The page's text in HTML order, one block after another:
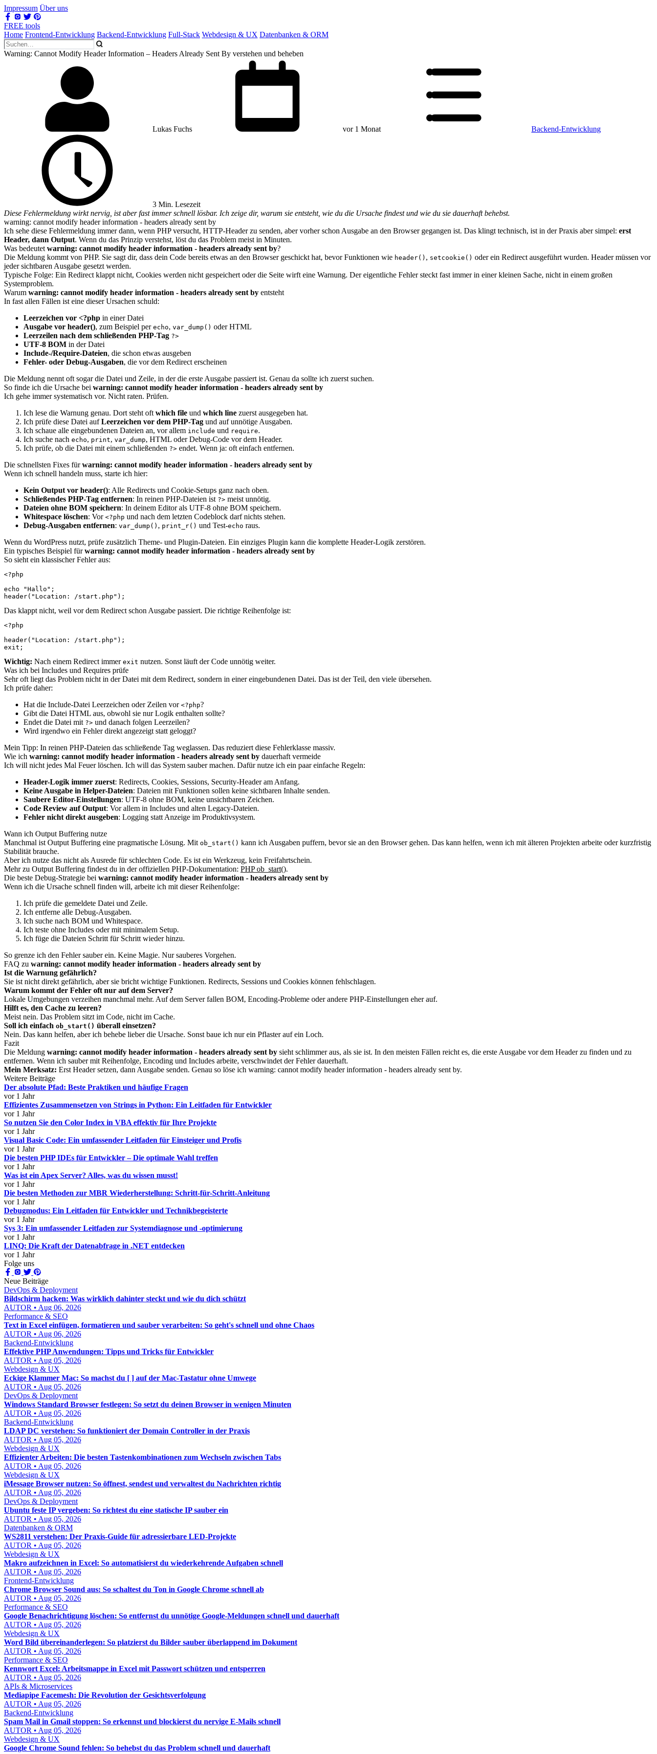
Impressum Über uns
FREE tools
Home Frontend-Entwicklung Backend-Entwicklung Full-Stack Webdesign & UX Datenbanken & ORM
Warning: Cannot Modify Header Information – Headers Already Sent By verstehen und beheben
Lukas Fuchs vor 1 Monat Backend-Entwicklung
3 Min. Lesezeit
Diese Fehlermeldung wirkt nervig, ist aber fast immer schnell lösbar. Ich zeige dir, warum sie entsteht, wie du die Ursache findest und wie du sie dauerhaft behebst.
warning: cannot modify header information - headers already sent by
Ich sehe diese Fehlermeldung immer dann, wenn PHP versucht, HTTP-Header zu senden, aber vorher schon Ausgabe an den Browser gegangen ist. Das klingt technisch, ist in der Praxis aber simpel: erst
Header, dann Output. Wenn du das Prinzip verstehst, löst du das Problem meist in Minuten.
Was bedeutet warning: cannot modify header information - headers already sent by?
Die Meldung kommt von PHP. Sie sagt dir, dass dein Code bereits etwas an den Browser geschickt hat, bevor Funktionen wie header() , setcookie() oder ein Redirect ausgeführt wurden. Header müssen vor
jeder sichtbaren Ausgabe gesetzt werden.
Typische Folge: Ein Redirect klappt nicht, Cookies werden nicht gespeichert oder die Seite wirft eine Warnung. Der eigentliche Fehler steckt fast immer in einer kleinen Sache, nicht in einem großen
Systemproblem.
Warum warning: cannot modify header information - headers already sent by entsteht
In fast allen Fällen ist eine dieser Ursachen schuld:
Leerzeichen vor <?php in einer Datei
Ausgabe vor header(), zum Beispiel per echo, var_dump() oder HTML
Leerzeilen nach dem schließenden PHP-Tag ?>
UTF-8 BOM in der Datei
Include-/Require-Dateien, die schon etwas ausgeben
Fehler- oder Debug-Ausgaben, die vor dem Redirect erscheinen
Die Meldung nennt oft sogar die Datei und Zeile, in der die erste Ausgabe passiert ist. Genau da sollte ich zuerst suchen.
So finde ich die Ursache bei warning: cannot modify header information - headers already sent by
Ich gehe immer systematisch vor. Nicht raten. Prüfen.
Ich lese die Warnung genau. Dort steht oft which file und which line zuerst ausgegeben hat.
Ich prüfe diese Datei aufLeerzeichen vor dem PHP-Tag und auf unnötige Ausgaben.
Ich schaue alle eingebundenen Dateien an, vor allem include und require.
Ich suche nach echo, print, var_dump, HTML oder Debug-Code vor dem Header.
Ich prüfe, ob die Datei mit einem schließenden ?> endet. Wenn ja: oft einfach entfernen.
Die schnellsten Fixes fürwarning: cannot modify header information - headers already sent by
Wenn ich schnell handeln muss, starte ich hier:
Kein Output vor header(): Alle Redirects und Cookie-Setups ganz nach oben.
Schließendes PHP-Tag entfernen: In reinen PHP-Dateien ist ?> meist unnötig.
Dateien ohne BOM speichern: In deinem Editor als UTF-8 ohne BOM speichern.
Whitespace löschen: Vor <?php und nach dem letzten Codeblock darf nichts stehen.
Debug-Ausgaben entfernen: var_dump() , print_r() und Test-echo raus.
Wenn du WordPress nutzt, prüfe zusätzlich Theme- und Plugin-Dateien. Ein einziges Plugin kann die komplette Header-Logik zerstören.
Ein typisches Beispiel fürwarning: cannot modify header information - headers already sent by
So sieht ein klassischer Fehler aus:
<?php
echo "Hallo";
Das klappt nicht, weil vor dem Redirect schon Ausgabe passiert. Die richtige Reihenfolge ist:
<?php
header("Location: /start.php");
Wichtig: Nach einem Redirect immer exit nutzen. Sonst läuft der Code unnötig weiter.
Was ich bei Includes und Requires prüfe
Sehr oft liegt das Problem nicht in der Datei mit dem Redirect, sondern in einer eingebundenen Datei. Das ist der Teil, den viele übersehen.
Ich prüfe daher:
Hat die Include-Datei Leerzeichen oder Zeilen vor <?php?
Gibt die Datei HTML aus, obwohl sie nur Logik enthalten sollte?
Endet die Datei mit ?> und danach folgen Leerzeilen?
Wird irgendwo ein Fehler direkt angezeigt statt geloggt?
Mein Tipp: In reinen PHP-Dateien das schließende Tag weglassen. Das reduziert diese Fehlerklasse massiv.
Wie ich warning: cannot modify header information - headers already sent by dauerhaft vermeide
Ich will nicht jedes Mal Feuer löschen. Ich will das System sauber machen. Dafür nutze ich ein paar einfache Regeln:
Header-Logik immer zuerst: Redirects, Cookies, Sessions, Security-Header am Anfang.
Keine Ausgabe in Helper-Dateien: Dateien mit Funktionen sollen keine sichtbaren Inhalte senden.
Saubere Editor-Einstellungen: UTF-8 ohne BOM, keine unsichtbaren Zeichen.
Code Review auf Output: Vor allem in Includes und alten Legacy-Dateien.
Fehler nicht direkt ausgeben: Logging statt Anzeige im Produktivsystem.
Wann ich Output Buffering nutze
Manchmal ist Output Buffering eine pragmatische Lösung. Mit ob_start() kann ich Ausgaben puffern, bevor sie an den Browser gehen. Das kann helfen, wenn ich mit älteren Projekten arbeite oder kurzfristig
Stabilität brauche.
Aber ich nutze das nicht als Ausrede für schlechten Code. Es ist ein Werkzeug, kein Freifahrtschein.
Mehr zu Output Buffering findest du in der offiziellen PHP-Dokumentation: PHP ob_start().
Die beste Debug-Strategie bei warning: cannot modify header information - headers already sent by
Wenn ich die Ursache schnell finden will, arbeite ich mit dieser Reihenfolge:
Ich prüfe die gemeldete Datei und Zeile.
Ich entferne alle Debug-Ausgaben.
Ich suche nach BOM und Whitespace.
Ich teste ohne Includes oder mit minimalem Setup.
Ich füge die Dateien Schritt für Schritt wieder hinzu.
So grenze ich den Fehler sauber ein. Keine Magie. Nur sauberes Vorgehen.
FAQ zu warning: cannot modify header information - headers already sent by
Ist die Warnung gefährlich?
Sie ist nicht direkt gefährlich, aber sie bricht wichtige Funktionen. Redirects, Sessions und Cookies können fehlschlagen.
Warum kommt der Fehler oft nur auf dem Server?
Lokale Umgebungen verzeihen manchmal mehr. Auf dem Server fallen BOM, Encoding-Probleme oder andere PHP-Einstellungen eher auf.
Hilft es, den Cache zu leeren?
Meist nein. Das Problem sitzt im Code, nicht im Cache.
Soll ich einfach ob_start() überall einsetzen?
Nein. Das kann helfen, aber ich behebe lieber die Ursache. Sonst baue ich nur ein Pflaster auf ein Loch.
Fazit
Die Meldung warning: cannot modify header information - headers already sent by sieht schlimmer aus, als sie ist. In den meisten Fällen reicht es, die erste Ausgabe vor dem Header zu finden und zu
entfernen. Wenn ich sauber mit Reihenfolge, Encoding und Includes arbeite, verschwindet der Fehler dauerhaft.
Mein Merksatz: Erst Header setzen, dann Ausgabe senden. Genau so löse ich warning: cannot modify header information - headers already sent by.
Weitere Beiträge
Der absolute Pfad: Beste Praktiken und häufige Fragen
vor 1 Jahr
Effizientes Zusammensetzen von Strings in Python: Ein Leitfaden für Entwickler
vor 1 Jahr
So nutzen Sie den Color Index in VBA effektiv für Ihre Projekte
vor 1 Jahr
Visual Basic Code: Ein umfassender Leitfaden für Einsteiger und Profis
vor 1 Jahr
Die besten PHP IDEs für Entwickler – Die optimale Wahl treffen
vor 1 Jahr
Was ist ein Apex Server? Alles, was du wissen musst!
vor 1 Jahr
Die besten Methoden zur MBR Wiederherstellung: Schritt-für-Schritt-Anleitung
vor 1 Jahr
Debugmodus: Ein Leitfaden für Entwickler und Technikbegeisterte
vor 1 Jahr
Sys 3: Ein umfassender Leitfaden zur Systemdiagnose und -optimierung
vor 1 Jahr
LINQ: Die Kraft der Datenabfrage in .NET entdecken
vor 1 Jahr
Folge uns
Neue Beiträge
DevOps & Deployment
Bildschirm hacken: Was wirklich dahinter steckt und wie du dich schützt
AUTOR • Aug 06, 2026
Performance & SEO
Text in Excel einfügen, formatieren und sauber verarbeiten: So geht's schnell und ohne Chaos
AUTOR • Aug 06, 2026
Backend-Entwicklung
Effektive PHP Anwendungen: Tipps und Tricks für Entwickler
AUTOR • Aug 05, 2026
Webdesign & UX
Eckige Klammer Mac: So machst du [ ] auf der Mac-Tastatur ohne Umwege
AUTOR • Aug 05, 2026
DevOps & Deployment
Windows Standard Browser festlegen: So setzt du deinen Browser in wenigen Minuten
AUTOR • Aug 05, 2026
Backend-Entwicklung
LDAP DC verstehen: So funktioniert der Domain Controller in der Praxis
AUTOR • Aug 05, 2026
Webdesign & UX
Effizienter Arbeiten: Die besten Tastenkombinationen zum Wechseln zwischen Tabs
AUTOR • Aug 05, 2026
Webdesign & UX
iMessage Browser nutzen: So öffnest, sendest und verwaltest du Nachrichten richtig
AUTOR • Aug 05, 2026
DevOps & Deployment
Ubuntu feste IP vergeben: So richtest du eine statische IP sauber ein
AUTOR • Aug 05, 2026
Datenbanken & ORM
WS2811 verstehen: Der Praxis-Guide für adressierbare LED-Projekte
AUTOR • Aug 05, 2026
Webdesign & UX
Makro aufzeichnen in Excel: So automatisierst du wiederkehrende Aufgaben schnell
AUTOR • Aug 05, 2026
Frontend-Entwicklung
Chrome Browser Sound aus: So schaltest du Ton in Google Chrome schnell ab
AUTOR • Aug 05, 2026
Performance & SEO
Google Benachrichtigung löschen: So entfernst du unnötige Google-Meldungen schnell und dauerhaft
AUTOR • Aug 05, 2026
Webdesign & UX
Word Bild übereinanderlegen: So platzierst du Bilder sauber überlappend im Dokument
AUTOR • Aug 05, 2026
Performance & SEO
Kennwort Excel: Arbeitsmappe in Excel mit Passwort schützen und entsperren
AUTOR • Aug 05, 2026
APIs & Microservices
Mediapipe Facemesh: Die Revolution der Gesichtsverfolgung
AUTOR • Aug 05, 2026
Backend-Entwicklung
Spam Mail in Gmail stoppen: So erkennst und blockierst du nervige E-Mails schnell
AUTOR • Aug 05, 2026
Webdesign & UX
Google Chrome Sound fehlen: So behebst du das Problem schnell und dauerhaft